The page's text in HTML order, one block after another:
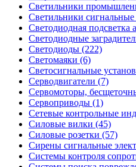
Светильники
Светильники сигнальные
Светодиодная подсветка
Светодиодные
Светодиоды (222)
Светомаяки (6)
Светосигнальные
Серводвигатели (7)
Сервомоторы,
Сервоприводы (1)
Сетевые контрольные
Силовые вилки (45)
Силовые розетки (57)
Сирены сигнальные
Системы контроля